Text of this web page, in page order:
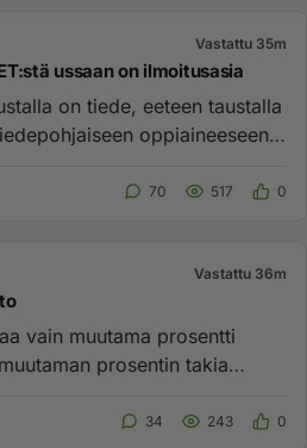
Vastattu 35m
ussaan on ilmoitusasia
on tiede, eeteen taustalla
oppiaineeseen
70 517 0
Vastattu 36m
vain muutama prosentti
prosentin takia
34 243 0